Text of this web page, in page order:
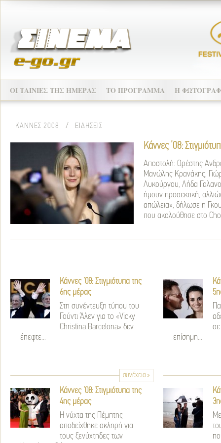
ΟΙ ΤΑΙΝΙΕΣ ΤΗΣ ΗΜΕΡΑΣ ΤΟ ΠΡΟΓΡΑΜΜΑ Η
ΚΑΝΝΕΣ 2008 / ΕΙΔΗΣΕΙΣ
Κάννες ’08:
Aποστολή: Ορέστης
Μανώλης Κρανάκης,
Λυκούργου, Λήδα
ήμουν προσεκτική,
απώλεια», δήλωσε η
που ακολούθησε στο
Κάννες ’08: Στιγμιότυπα της
6ης μέρας
Στη συνέντευξη τύπου του
Γούντι Άλεν για το «Vicky
Christina Barcelona» δεν
έπεφτε...
συνέχεια »
επίσημη...
Κάννες ’08: Στιγμιότυπα της
4ης μέρας
Η νύχτα της Πέμπτης
αποδείχθηκε σκληρή για
τους ξενύχτηδες των